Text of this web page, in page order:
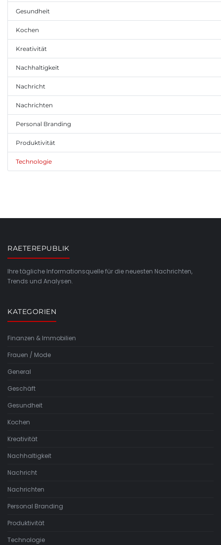
Gesundheit
Kochen
Kreativität
Nachhaltigkeit
Nachricht
Nachrichten
Personal Branding
Produktivität
Technologie
RAETEREPUBLIK
Ihre tägliche Informationsquelle für die neuesten Nachrichten,
Trends und Analysen.
KATEGORIEN
Finanzen & Immobilien
Frauen / Mode
General
Geschäft
Gesundheit
Kochen
Kreativität
Nachhaltigkeit
Nachricht
Nachrichten
Personal Branding
Produktivität
Technologie